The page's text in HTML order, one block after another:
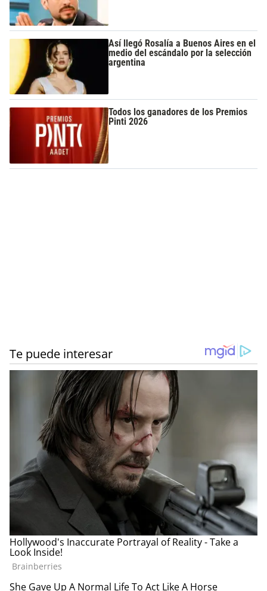
Así llegó Rosalía a Buenos Aires en el
medio del escándalo por la selección
argentina
Todos los ganadores de los Premios
Pinti 2026